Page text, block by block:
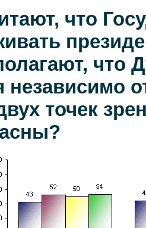
что
что
независимо
точек